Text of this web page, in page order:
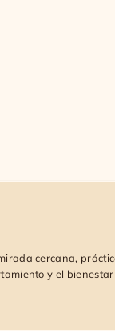
cercana,
y el